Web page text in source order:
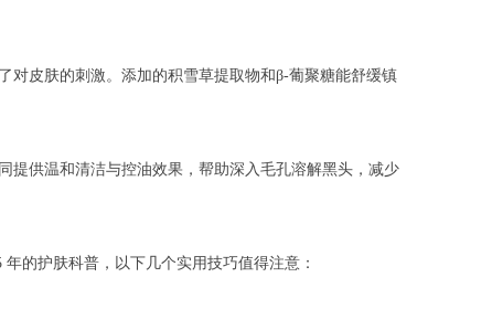
对皮肤的刺激。添加的积雪草提取物和β-葡聚糖能舒缓镇
提供温和清洁与控油效果，帮助深入毛孔溶解黑头，减少
的护肤科普，以下几个实用技巧值得注意：